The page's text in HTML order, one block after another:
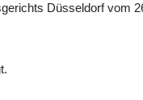
Düsseldorf vom